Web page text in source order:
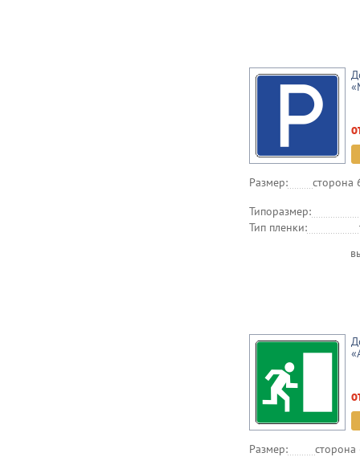
Размер:
сторона
Типоразмер:
Тип пленки:
Размер: